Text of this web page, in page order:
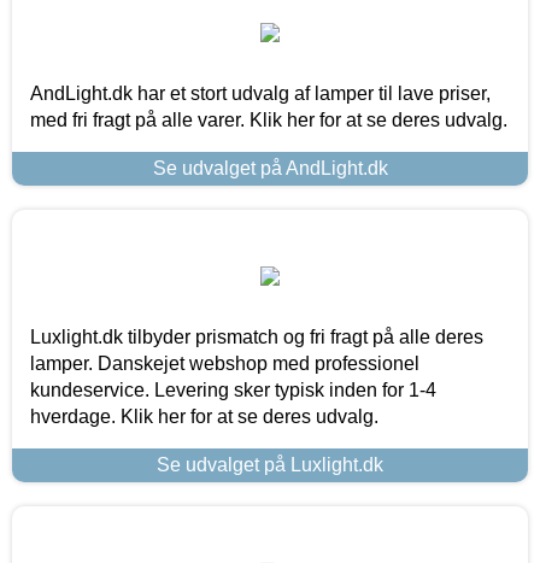
AndLight.dk har et stort udvalg af lamper til lave priser,
med fri fragt på alle varer. Klik her for at se deres udvalg.
Se udvalget på AndLight.dk
Luxlight.dk tilbyder prismatch og fri fragt på alle deres
lamper. Danskejet webshop med professionel
kundeservice. Levering sker typisk inden for 1-4
hverdage. Klik her for at se deres udvalg.
Se udvalget på Luxlight.dk